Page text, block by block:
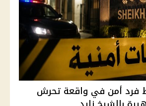
فرد أمن في واقعة تحرش